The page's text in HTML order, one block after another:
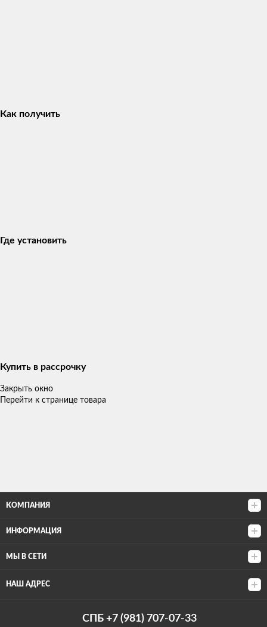
Как получить
Где установить
Купить в рассрочку
Закрыть окно
Перейти к странице товара
КОМПАНИЯ
ИНФОРМАЦИЯ
МЫ В СЕТИ
НАШ АДРЕС
СПБ +7 (981) 707-07-33